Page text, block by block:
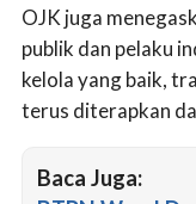
OJK juga
publik dan pelaku
kelola yang baik,
terus diterapkan
Baca Juga: